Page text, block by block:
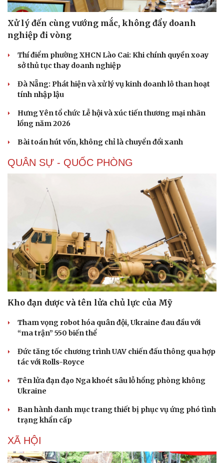
Dinh dưỡng - món ngon
Cây thuốc
Sản phụ khoa
Nam khoa
Ăn sạch sống khỏe
Tình yêu - Gia đình
Xử lý đến cùng vướng mắc, không đẩy doanh
nghiệp đi vòng
Thí điểm phường XHCN Lào Cai: Khi chính quyền xoay
sở thủ tục thay doanh nghiệp
Đà Nẵng: Phát hiện và xử lý vụ kinh doanh lô than hoạt
tính nhập lậu
Hưng Yên tổ chức Lễ hội và xúc tiến thương mại nhãn
lồng năm 2026
Bài toán hút vốn, không chỉ là chuyển đổi xanh
QUÂN SỰ - QUỐC PHÒNG
Kho đạn dược và tên lửa chủ lực của Mỹ
Tham vọng robot hóa quân đội, Ukraine đau đầu với
“ma trận” 550 biến thể
Đức tăng tốc chương trình UAV chiến đấu thông qua hợp
tác với Rolls-Royce
Tên lửa đạn đạo Nga khoét sâu lỗ hổng phòng không
Ukraine
Ban hành danh mục trang thiết bị phục vụ ứng phó tình
trạng khẩn cấp
XÃ HỘI